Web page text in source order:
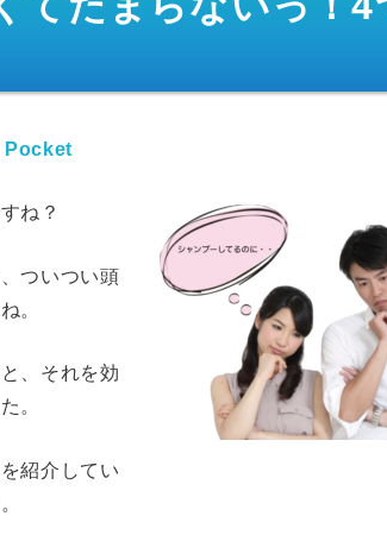
Pocket
ね？
ついつい頭
。
、それを効
。
紹介してい